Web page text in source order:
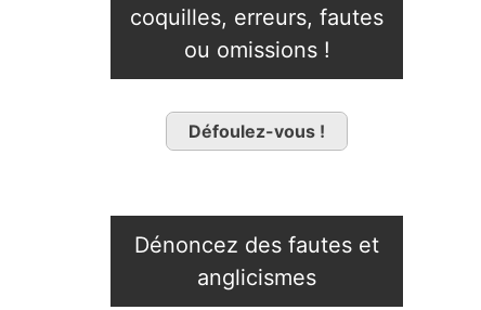
coquilles, erreurs, fautes
ou omissions !
Défoulez-vous !
Dénoncez des fautes et
anglicismes